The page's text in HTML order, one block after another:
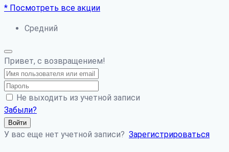
* Посмотреть все акции
Средний
Привет, с возвращением!
Не выходить из учетной записи
Забыли?
Войти
У вас еще нет учетной записи? Зарегистрироваться